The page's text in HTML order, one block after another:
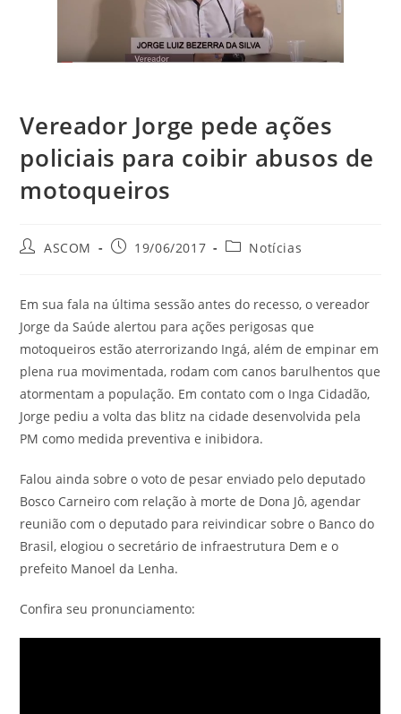
Vereador Jorge pede ações
policiais para coibir abusos de
motoqueiros
ASCOM 19/06/2017 Notícias
Em sua fala na última sessão antes do recesso, o vereador
Jorge da Saúde alertou para ações perigosas que
motoqueiros estão aterrorizando Ingá, além de empinar em
plena rua movimentada, rodam com canos barulhentos que
atormentam a população. Em contato com o Inga Cidadão,
Jorge pediu a volta das blitz na cidade desenvolvida pela
PM como medida preventiva e inibidora.
Falou ainda sobre o voto de pesar enviado pelo deputado
Bosco Carneiro com relação à morte de Dona Jô, agendar
reunião com o deputado para reivindicar sobre o Banco do
Brasil, elogiou o secretário de infraestrutura Dem e o
prefeito Manoel da Lenha.
Confira seu pronunciamento: